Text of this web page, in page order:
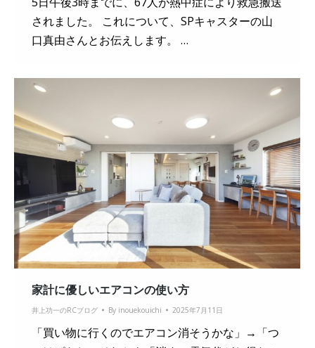
されました。 これについて、SPキャスターの山
口真由さんとお伝えします。 …
家計に優しいエアコンの使い方
井上功一のRCブログ By inouekouichi 2025年7月11日
「買い物に行くのでエアコン消そうかな」→「つ